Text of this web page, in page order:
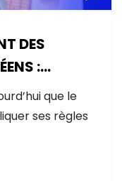
DES
:
que le
ses règles